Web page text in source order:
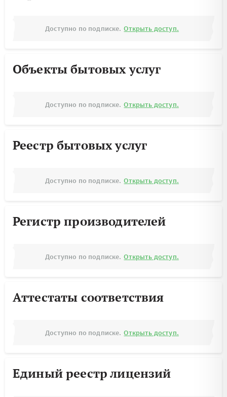
Доступно по подписке. Открыть доступ.
Объекты бытовых услуг
Доступно по подписке. Открыть доступ.
Реестр бытовых услуг
Доступно по подписке. Открыть доступ.
Регистр производителей
Доступно по подписке. Открыть доступ.
Аттестаты соответствия
Доступно по подписке. Открыть доступ.
Единый реестр лицензий